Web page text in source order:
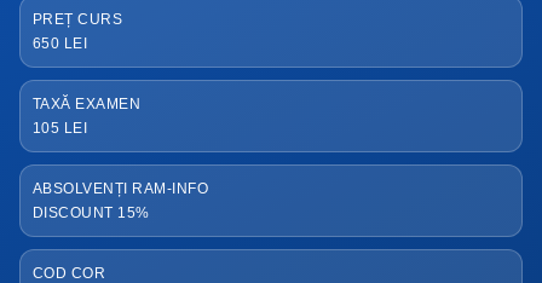
PREȚ CURS
650 LEI
TAXĂ EXAMEN
105 LEI
ABSOLVENȚI RAM-INFO
DISCOUNT 15%
COD COR